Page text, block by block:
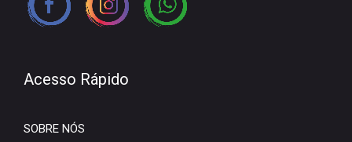
Acesso Rápido
SOBRE NÓS